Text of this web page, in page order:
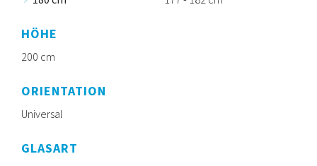
HÖHE
200 cm
ORIENTATION
Universal
GLASART